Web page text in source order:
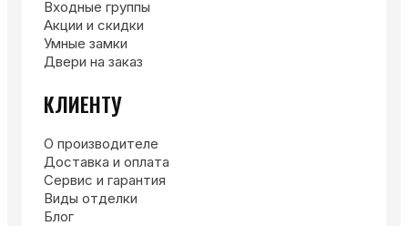
Входные группы
Акции и скидки
Умные замки
Двери на заказ
КЛИЕНТУ
О производителе
Доставка и оплата
Сервис и гарантия
Виды отделки
Блог